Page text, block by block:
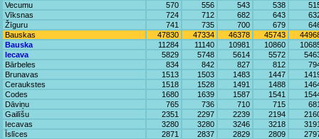
Vecumu
570 556 543 538
Vīksnas
724 712 682 643
Žīguru
741 735 700 679
Bauskas
47830 47334 46378 45743
Bauska
11284 11140 10981 10860
Iecava
5829 5748 5614 5572
Bārbeles
834 842 827 812
Brunavas
1513 1503 1483 1447
Ceraukstes
1518 1528 1491 1488
Codes
1680 1639 1587 1541
Dāviņu
765 736 710 715
Gailīšu
2351 2297 2239 2194
Iecavas
3280 3280 3246 3218
Īslīces
2871 2837 2829 2809